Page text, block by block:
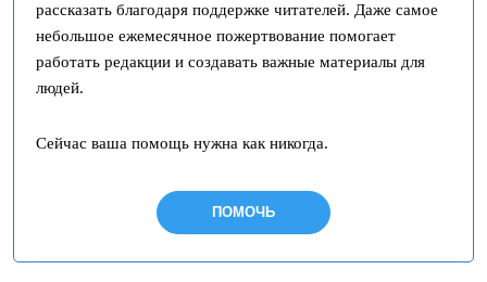
рассказать благодаря поддержке читателей. Даже самое
небольшое ежемесячное пожертвование помогает
работать редакции и создавать важные материалы для
людей.
Сейчас ваша помощь нужна как никогда.
ПОМОЧЬ